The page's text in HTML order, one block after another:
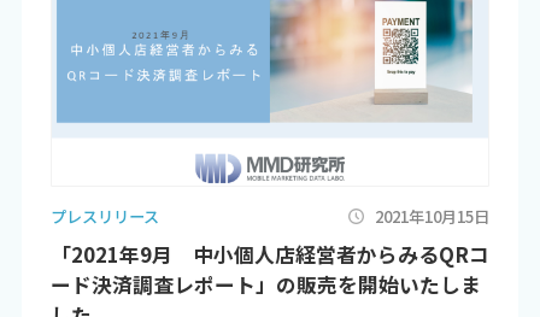
プレスリリース 2021年10月15日
「2021年9月 中小個人店経営者からみるQRコ
ード決済調査レポート」の販売を開始いたしま